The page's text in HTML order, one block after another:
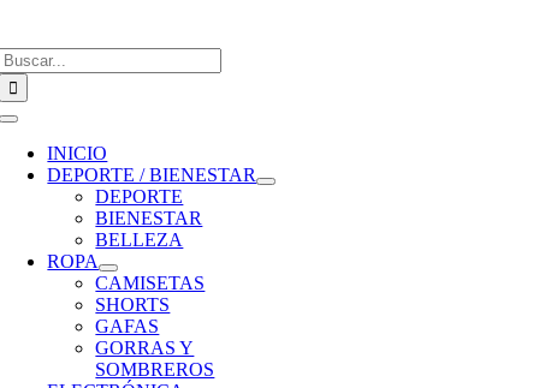
Toggle
Navigation
INICIO
DEPORTE / BIENESTAR
DEPORTE
BIENESTAR
BELLEZA
ROPA
CAMISETAS
SHORTS
GAFAS
GORRAS Y
SOMBREROS